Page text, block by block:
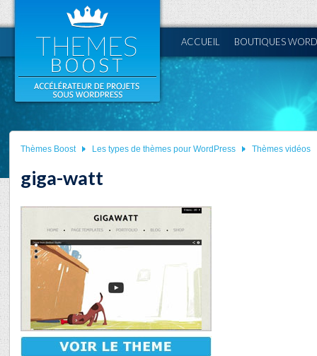
ACCUEIL BOUTIQUES
Thèmes Boost Les types de thèmes pour WordPress Thèmes vidéos
giga-watt